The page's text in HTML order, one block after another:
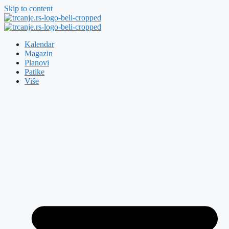
Skip to content
Kalendar
Magazin
Planovi
Patike
Više